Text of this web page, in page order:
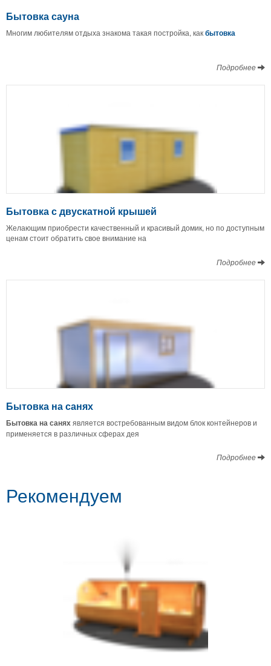
Бытовка сауна
Многим любителям отдыха знакома такая постройка, какбытовка
Подробнее
Бытовка с двускатной крышей
Желающим приобрести качественный и красивый домик, но по доступным
ценам стоит обратить свое внимание на
Подробнее
Бытовка на санях
Бытовка на саняхявляется востребованным видом блок контейнеров и
применяется в различных сферах дея
Подробнее
Рекомендуем